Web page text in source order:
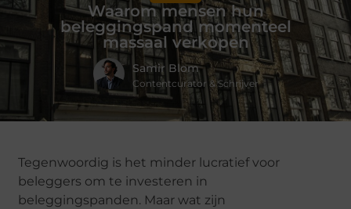
Waarom mensen hun
beleggingspand momenteel
massaal verkopen
Samir Blom
Contentcurator & Schrijver
Tegenwoordig is het minder lucratief voor
beleggers om te investeren in
beleggingspanden. Maar wat zijn